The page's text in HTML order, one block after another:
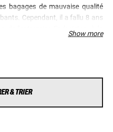
bagages de mauvaise qualité
Cependant, il a fallu 8 ans
sacoches de réservoir
de produits d'Enduristan
rechange. Ce sont tous des
qualité, testés et approuvés
– Wherever you ride
Show more
& TRIER